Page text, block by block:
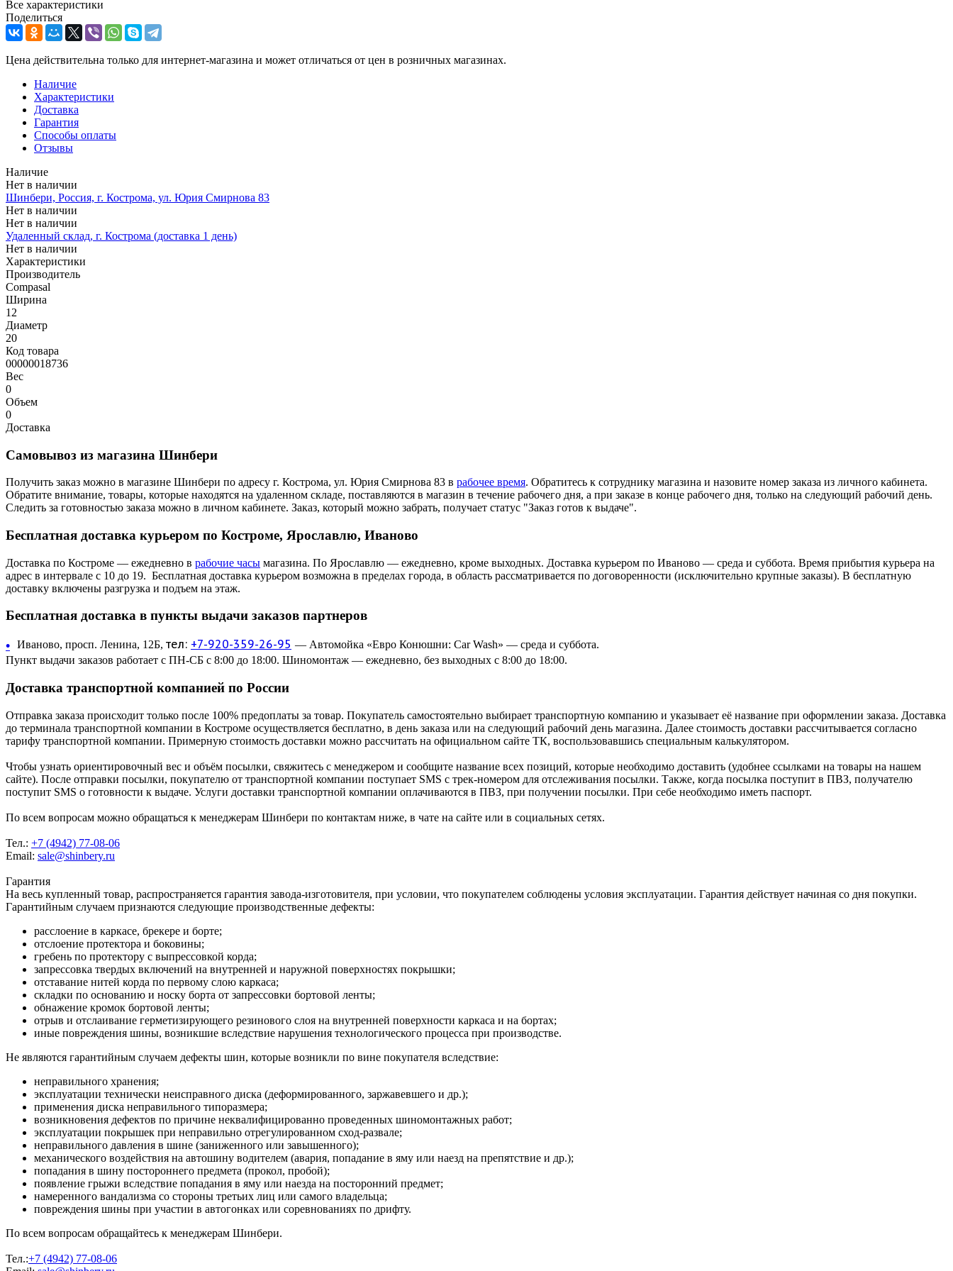
Все характеристики
Поделиться
Цена действительна только для интернет-магазина и может отличаться от цен в розничных магазинах.
Наличие
Характеристики
Доставка
Гарантия
Способы оплаты
Отзывы
Наличие
Нет в наличии
Шинбери, Россия, г. Кострома, ул. Юрия Смирнова 83
Нет в наличии
Нет в наличии
Удаленный склад, г. Кострома (доставка 1 день)
Нет в наличии
Характеристики
Производитель
Compasal
Ширина
12
Диаметр
20
Код товара
00000018736
Вес
0
Объем
0
Доставка
Самовывоз из магазина Шинбери
Получить заказ можно в магазине Шинбери по адресу г. Кострома, ул. Юрия Смирнова 83 в рабочее время. Обратитесь к сотруднику магазина и назовите номер заказа из личного кабинета.
Обратите внимание, товары, которые находятся на удаленном складе, поставляются в магазин в течение рабочего дня, а при заказе в конце рабочего дня, только на следующий рабочий день.
Следить за готовностью заказа можно в личном кабинете. Заказ, который можно забрать, получает статус "Заказ готов к выдаче".
Бесплатная доставка курьером по Костроме, Ярославлю, Иваново
Доставка по Костроме — ежедневно в рабочие часы магазина. По Ярославлю — ежедневно, кроме выходных. Доставка курьером по Иваново — среда и суббота. Время прибытия курьера на
адрес в интервале с 10 до 19. Бесплатная доставка курьером возможна в пределах города, в область рассматривается по договоренности (исключительно крупные заказы). В бесплатную
доставку включены разгрузка и подъем на этаж.
Бесплатная доставка в пункты выдачи заказов партнеров
• Иваново, просп. Ленина, 12Б, тел: +7-920-359-26-95 — Автомойка «Евро Конюшни: Car Wash» — среда и суббота.
Пункт выдачи заказов работает с ПН-СБ с 8:00 до 18:00. Шиномонтаж — ежедневно, без выходных с 8:00 до 18:00.
Доставка транспортной компанией по России
Отправка заказа происходит только после 100% предоплаты за товар. Покупатель самостоятельно выбирает транспортную компанию и указывает её название при оформлении заказа. Доставка
до терминала транспортной компании в Костроме осуществляется бесплатно, в день заказа или на следующий рабочий день магазина. Далее стоимость доставки рассчитывается согласно
тарифу транспортной компании. Примерную стоимость доставки можно рассчитать на официальном сайте ТК, воспользовавшись специальным калькулятором.
Чтобы узнать ориентировочный вес и объём посылки, свяжитесь с менеджером и сообщите название всех позиций, которые необходимо доставить (удобнее ссылками на товары на нашем
сайте). После отправки посылки, покупателю от транспортной компании поступает SMS с трек-номером для отслеживания посылки. Также, когда посылка поступит в ПВЗ, получателю
поступит SMS о готовности к выдаче. Услуги доставки транспортной компании оплачиваются в ПВЗ, при получении посылки. При себе необходимо иметь паспорт.
По всем вопросам можно обращаться к менеджерам Шинбери по контактам ниже, в чате на сайте или в социальных сетях.
Тел.: +7 (4942) 77-08-06
Email: sale@shinbery.ru
Гарантия
На весь купленный товар, распространяется гарантия завода-изготовителя, при условии, что покупателем соблюдены условия эксплуатации. Гарантия действует начиная со дня покупки.
Гарантийным случаем признаются следующие производственные дефекты:
расслоение в каркасе, брекере и борте;
отслоение протектора и боковины;
гребень по протектору с выпрессовкой корда;
запрессовка твердых включений на внутренней и наружной поверхностях покрышки;
отставание нитей корда по первому слою каркаса;
складки по основанию и носку борта от запрессовки бортовой ленты;
обнажение кромок бортовой ленты;
отрыв и отслаивание герметизирующего резинового слоя на внутренней поверхности каркаса и на бортах;
иные повреждения шины, возникшие вследствие нарушения технологического процесса при производстве.
Не являются гарантийным случаем дефекты шин, которые возникли по вине покупателя вследствие:
неправильного хранения;
эксплуатации технически неисправного диска (деформированного, заржавевшего и др.);
применения диска неправильного типоразмера;
возникновения дефектов по причине неквалифицированно проведенных шиномонтажных работ;
эксплуатации покрышек при неправильно отрегулированном сход-развале;
неправильного давления в шине (заниженного или завышенного);
механического воздействия на автошину водителем (авария, попадание в яму или наезд на препятствие и др.);
попадания в шину постороннего предмета (прокол, пробой);
появление грыжи вследствие попадания в яму или наезда на посторонний предмет;
намеренного вандализма со стороны третьих лиц или самого владельца;
повреждения шины при участии в автогонках или соревнованиях по дрифту.
По всем вопросам обращайтесь к менеджерам Шинбери.
Тел.:+7 (4942) 77-08-06